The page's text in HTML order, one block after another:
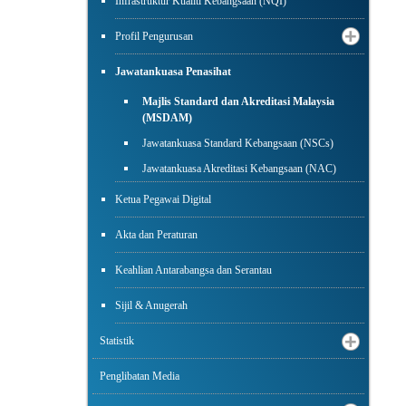
Profil Pengurusan
Jawatankuasa Penasihat
Majlis Standard dan Akreditasi Malaysia
(MSDAM)
Jawatankuasa Standard Kebangsaan (NSCs)
Jawatankuasa Akreditasi Kebangsaan (NAC)
Ketua Pegawai Digital
Akta dan Peraturan
Keahlian Antarabangsa dan Serantau
Sijil & Anugerah
Statistik
Penglibatan Media